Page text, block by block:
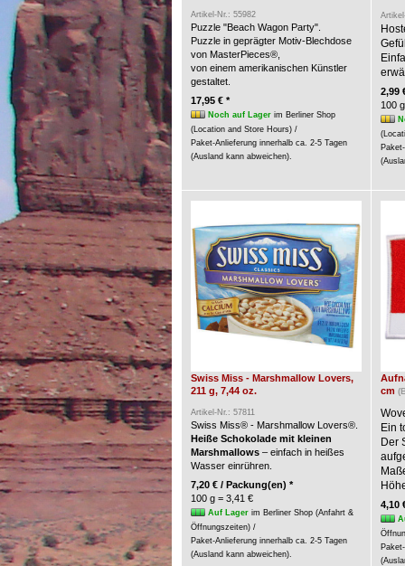
Artikel-Nr.: 55982
Puzzle "Beach Wagon Party".
Puzzle in geprägter Motiv-Blechdose
von MasterPieces®,
von einem amerikanischen Künstler
gestaltet.
17,95 € *
Noch auf Lagerim Berliner Shop
(Location and Store Hours) /
Paket-Anlieferung innerhalb ca. 2-5 Tagen
(Ausland kann abweichen).
2,99
100
Swiss Miss - Marshmallow Lovers,
211 g, 7,44 oz.
Artikel-Nr.: 57811
Swiss Miss® - Marshmallow Lovers®.
Heiße Schokolade mit kleinen
Marshmallows– einfach in heißes
Wasser einrühren.
7,20 € / Packung(en) *
100 g = 3,41 €
Auf Lagerim Berliner Shop (Anfahrt &
Öffnungszeiten) /
Paket-Anlieferung innerhalb ca. 2-5 Tagen
(Ausland kann abweichen).
cm
Ein
Der
4,10